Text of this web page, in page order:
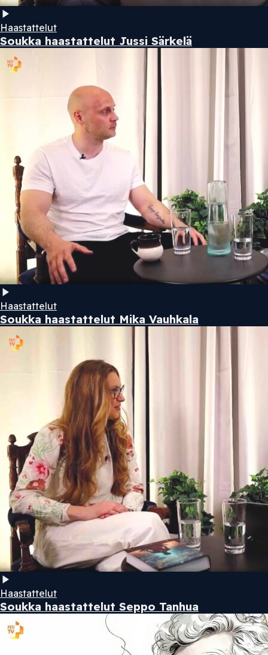
Haastattelut
Soukka haastattelut Jussi Särkelä
Haastattelut
Soukka haastattelut Mika Vauhkala
Haastattelut
Soukka haastattelut Seppo Tanhua